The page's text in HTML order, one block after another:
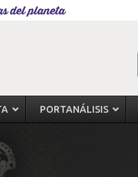
del planeta
PORTANÁLISIS